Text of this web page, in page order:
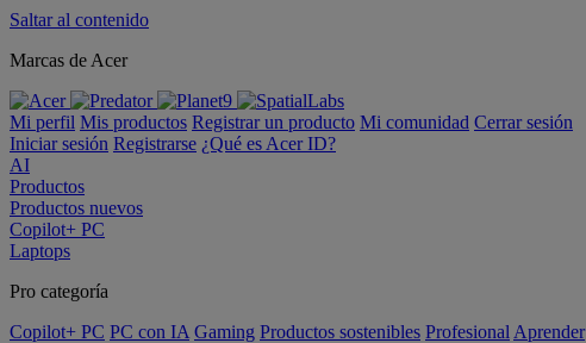
Saltar al contenido
Marcas de Acer
Mi perfil Mis productos Registrar un producto Mi comunidad Cerrar sesión
Iniciar sesión Registrarse ¿Qué es Acer ID?
AI
Productos
Productos nuevos
Copilot+ PC
Laptops
Pro categoría
Copilot+ PC PC con IA Gaming Productos sostenibles Profesional Aprender